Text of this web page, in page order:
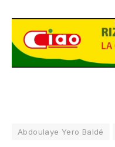
Abdoulaye Yero Baldé